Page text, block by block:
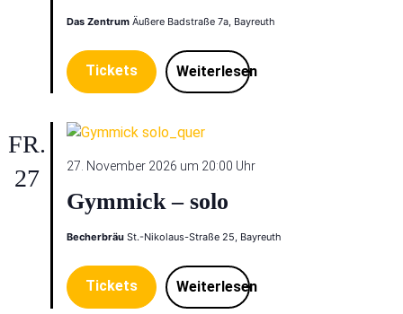
Das Zentrum Äußere Badstraße 7a, Bayreuth
Tickets Weiterlesen
FR.
27
27. November 2026 um 20:00 Uhr
Gymmick – solo
Becherbräu St.-Nikolaus-Straße 25, Bayreuth
Tickets Weiterlesen